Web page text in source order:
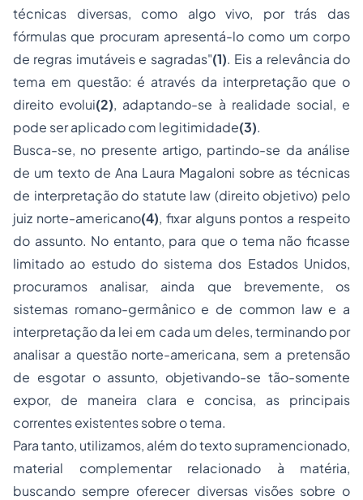
técnicas diversas, como algo vivo, por trás das
fórmulas que procuram apresentá-lo como um corpo
de regras imutáveis e sagradas"(1). Eis a relevância do
tema em questão: é através da interpretação que o
direito evolui(2), adaptando-se à realidade social, e
pode ser aplicado com legitimidade(3).
Busca-se, no presente artigo, partindo-se da análise
de um texto de Ana Laura Magaloni sobre as técnicas
de interpretação do statute law (direito objetivo) pelo
juiz norte-americano(4), fixar alguns pontos a respeito
do assunto. No entanto, para que o tema não ficasse
limitado ao estudo do sistema dos Estados Unidos,
procuramos analisar, ainda que brevemente, os
sistemas romano-germânico e de common lawe a
interpretação da lei em cada um deles, terminando por
analisar a questão norte-americana, sem a pretensão
de esgotar o assunto, objetivando-se tão-somente
expor, de maneira clara e concisa, as principais
correntes existentes sobre o tema.
Para tanto, utilizamos, além do texto supramencionado,
material complementar relacionado à matéria,
buscando sempre oferecer diversas visões sobre o